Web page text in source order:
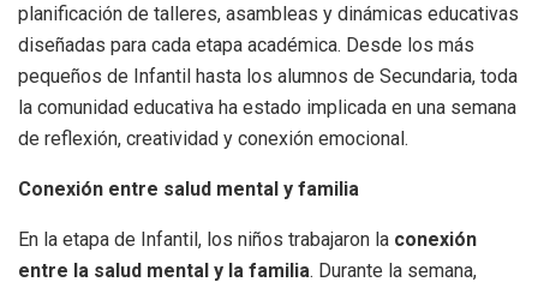
planificación de talleres, asambleas y dinámicas educativas
diseñadas para cada etapa académica. Desde los más
pequeños de Infantil hasta los alumnos de Secundaria, toda
la comunidad educativa ha estado implicada en una semana
de reflexión, creatividad y conexión emocional.
Conexión entre salud mental y familia
En la etapa de Infantil, los niños trabajaron la conexión
entre la salud mental y la familia. Durante la semana,